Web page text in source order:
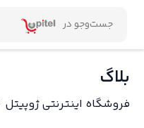
بلاگ
فروشگاه اینترنتی ژوپیتل